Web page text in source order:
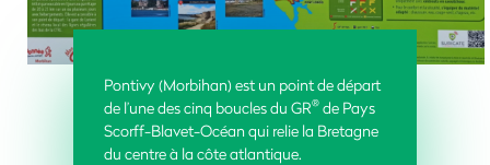
Pontivy (Morbihan) est un point de départ
de l’une des cinq boucles du GR® de Pays
Scorff-Blavet-Océan qui relie la Bretagne
du centre à la côte atlantique.